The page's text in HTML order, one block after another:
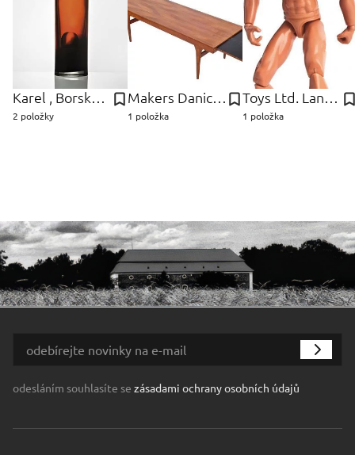
Karel , Borské sklo, Nový Bor Wűnsch
2 položky
Makers Danich Control, Dánsko Furniture
1 položka
Toys Ltd. Lanard
1 položka
odesláním souhlasíte se zásadami ochrany osobních údajů